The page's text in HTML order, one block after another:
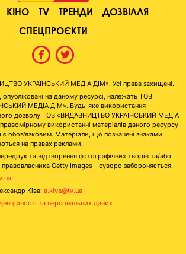
КІНО TV ТРЕНДИ
ДОЗВІЛЛЯ
СПЕЦПРОЄКТИ
УКРАЇНСЬКИЙ МЕДІА ДІМ». Усі права захищені.
опубліковані на даному ресурсі, належать ТОВ
МЕДІА ДІМ». Будь-яке використання
дозволу ТОВ «ВИДАВНИЦТВО УКРАЇНСЬКИЙ МЕДІА
використанні матеріалів даного ресурсу
є обов'язковим. Матеріали, що позначені знаками
на правах реклами.
та відтворення фотографічних творів та/або
правовласника Getty Images - суворо забороняється.
Ківа: a.kiva@tv.ua
та персональних даних